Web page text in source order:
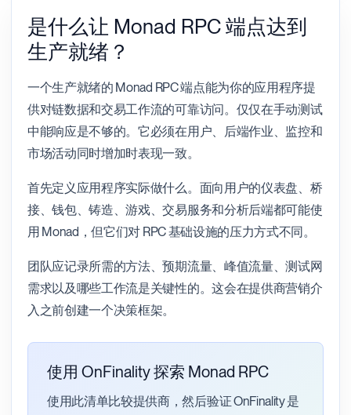
是什么让 Monad RPC 端点达到
生产就绪？
一个生产就绪的 Monad RPC 端点能为你的应用程序提
供对链数据和交易工作流的可靠访问。仅仅在手动测试
中能响应是不够的。它必须在用户、后端作业、监控和
市场活动同时增加时表现一致。
首先定义应用程序实际做什么。面向用户的仪表盘、桥
接、钱包、铸造、游戏、交易服务和分析后端都可能使
用 Monad，但它们对 RPC 基础设施的压力方式不同。
团队应记录所需的方法、预期流量、峰值流量、测试网
需求以及哪些工作流是关键性的。这会在提供商营销介
入之前创建一个决策框架。
使用 OnFinality 探索 Monad RPC
使用此清单比较提供商，然后验证 OnFinality 是